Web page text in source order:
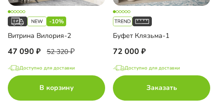
-10%
Витрина Вилория-2
47 090 52 320
Доступно для доставки
В корзину
Буфет Клязьма-1
72 000
Доступно для доставки
Заказать